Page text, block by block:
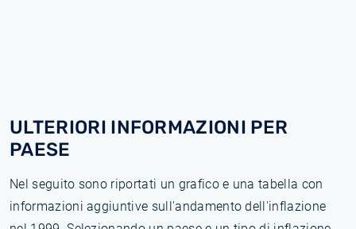
ULTERIORI INFORMAZIONI PER
PAESE
Nel seguito sono riportati un grafico e una tabella con
informazioni aggiuntive sull'andamento dell'inflazione